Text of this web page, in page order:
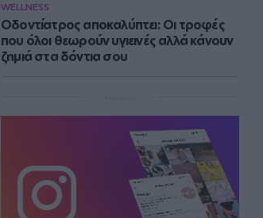
WELLNESS
Οδοντίατρος αποκαλύπτει: Οι τροφές
που όλοι θεωρούν υγιεινές αλλά κάνουν
ζημιά στα δόντια σου